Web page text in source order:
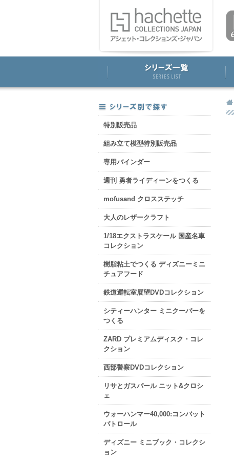
特別販売品
組み立て模型特別販売品
専用バインダー
週刊 勇者ライディーンをつくる
mofusand クロスステッチ
大人のレザークラフト
1/18エクストラスケール 国産名車
コレクション
樹脂粘土でつくる ディズニーミニ
チュアフード
鉄道運転室展望DVDコレクション
シティーハンター ミニクーパーを
つくる
ZARD プレミアムディスク・コレ
クション
西部警察DVDコレクション
リサとガスパール ニット&クロシ
ェ
ウォーハンマー40,000:コンバット
パトロール
ディズニー ミニブック・コレクシ
ョン